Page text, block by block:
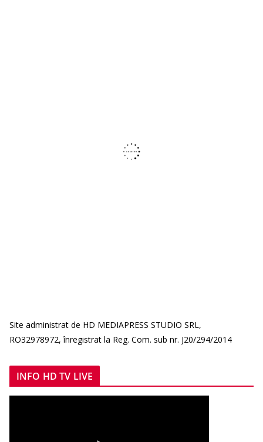
Site administrat de HD MEDIAPRESS STUDIO SRL,
RO32978972, înregistrat la Reg. Com. sub nr. J20/294/2014
INFO HD TV LIVE